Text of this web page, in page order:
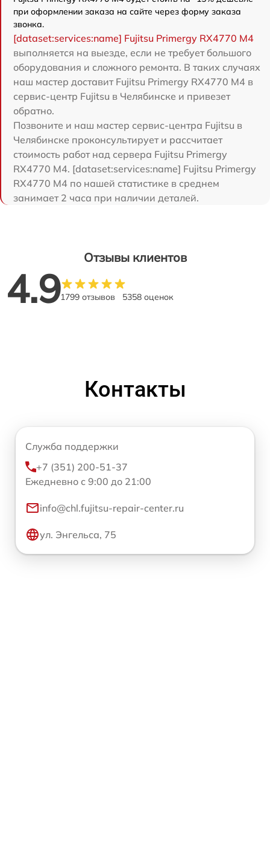
при оформлении заказа на сайте через форму заказа
звонка.
[dataset:services:name] Fujitsu Primergy RX4770 M4
выполняется на выезде, если не требует большого
оборудования и сложного ремонта. В таких случаях
наш мастер доставит Fujitsu Primergy RX4770 M4 в
сервис-центр Fujitsu в Челябинске и привезет
обратно.
Позвоните и наш мастер сервис-центра Fujitsu в
Челябинске проконсультирует и рассчитает
стоимость работ над сервера Fujitsu Primergy
RX4770 M4. [dataset:services:name] Fujitsu Primergy
RX4770 M4 по нашей статистике в среднем
занимает 2 часа при наличии деталей.
Отзывы клиентов
4.91799 отзывов 5358 оценок
Контакты
Служба поддержки
+7 (351) 200-51-37
Ежедневно с 9:00 до 21:00
info@chl.fujitsu-repair-center.ru
ул. Энгельса, 75